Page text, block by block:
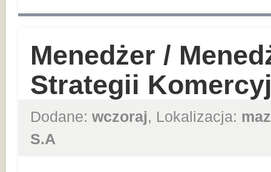
Menedżer /
Strategii
Dodane: wczoraj, Lokalizacja:
S.A